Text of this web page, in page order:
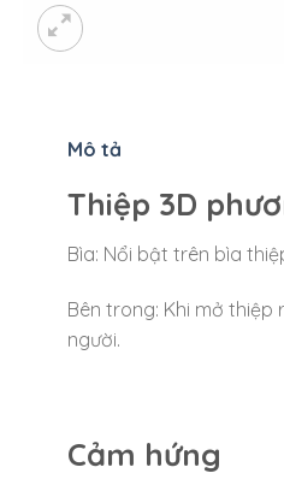
Mô tả
Thiệp 3D
Bìa: Nổi bật trên bìa
Bên trong: Khi mở thiệp
người.
Cảm hứng